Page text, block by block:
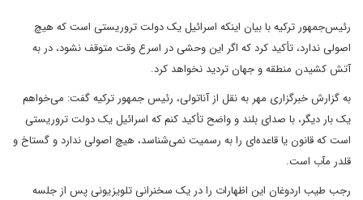
رئیس‌جمهور ترکیه با بیان اینکه اسرائیل یک دولت تروریستی است که هیچ
اصولی ندارد، تأکید کرد که اگر این وحشی در اسرع وقت متوقف نشود، در به
آتش کشیدن منطقه و جهان تردید نخواهد کرد.
به گزارش خبرگزاری مهر به نقل از آناتولی، رئیس جمهور ترکیه گفت: می‌خواهم
یک بار دیگر، با صدای بلند و واضح تأکید کنم که اسرائیل یک دولت تروریستی
است که قانون یا قاعده‌ای را به رسمیت نمی‌شناسد، هیچ اصولی ندارد و گستاخ و
قلدر مآب است.
رجب طیب اردوغان این اظهارات را در یک سخنرانی تلویزیونی پس از جلسه